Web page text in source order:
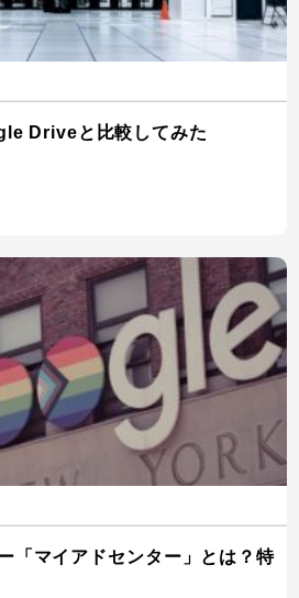
Driveと比較してみた
「マイアドセンター」とは？特